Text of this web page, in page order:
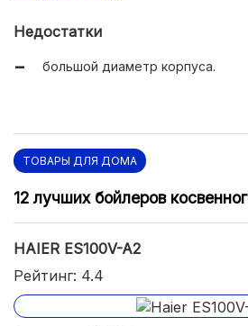
Недостатки
большой диаметр корпуса.
ТОВАРЫ ДЛЯ ДОМА
12 лучших бойлеров
HAIER ES100V-A2
Рейтинг: 4.4